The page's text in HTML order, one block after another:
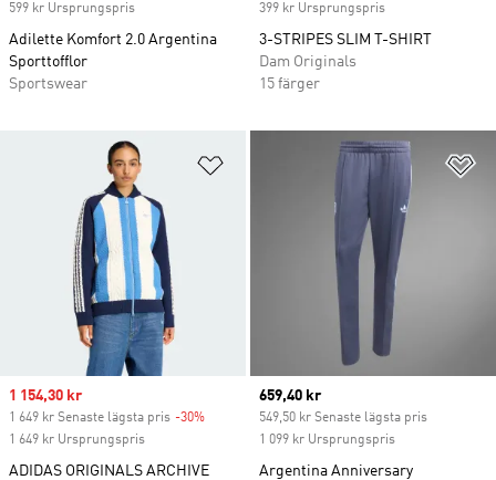
599 kr Ursprungspris
Adilette Komfort 2.0 Argentina
Sporttofflor
Sportswear
399 kr Ursprungspris
3-STRIPES SLIM T-SHIRT
Dam Originals
15 färger
Lägg till på önskelistan
Sale price
1 154,30 kr
1 649 kr Senaste lägsta pris -30%
1 649 kr Ursprungspris
ADIDAS ORIGINALS ARCHIVE
Current price
659,40 kr
549,50 kr Senaste lägsta pris
1 099 kr Ursprungspris
Argentina Anniversary